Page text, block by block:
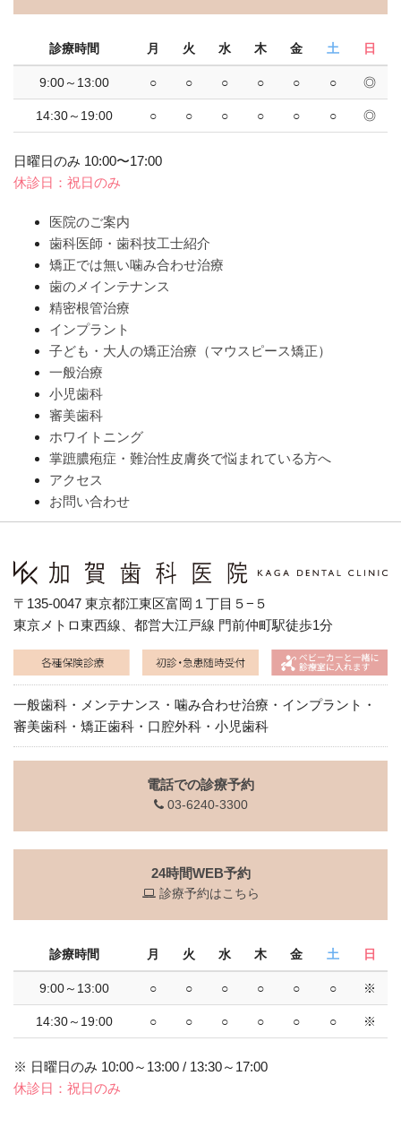
診療時間 月 火 水 木 金 土 日
9:00～13:00 ○ ○ ○ ○ ○ ○ ◎
14:30～19:00 ○ ○ ○ ○ ○ ○ ◎
日曜日のみ 10:00〜17:00
休診日：祝日のみ
医院のご案内
歯科医師・歯科技工士紹介
矯正では無い噛み合わせ治療
歯のメインテナンス
精密根管治療
インプラント
子ども・大人の矯正治療（マウスピース矯正）
一般治療
小児歯科
審美歯科
ホワイトニング
掌蹠膿疱症・難治性皮膚炎で悩まれている方へ
アクセス
お問い合わせ
〒135-0047 東京都江東区富岡１丁目５−５
東京メトロ東西線、都営大江戸線 門前仲町駅徒歩1分
一般歯科・メンテナンス・噛み合わせ治療・インプラント・
審美歯科・矯正歯科・口腔外科・小児歯科
電話での診療予約
03-6240-3300
24時間WEB予約
診療予約はこちら
診療時間 月 火 水 木 金 土 日
9:00～13:00 ○ ○ ○ ○ ○ ○ ※
14:30～19:00 ○ ○ ○ ○ ○ ○ ※
※ 日曜日のみ 10:00～13:00 / 13:30～17:00
休診日：祝日のみ